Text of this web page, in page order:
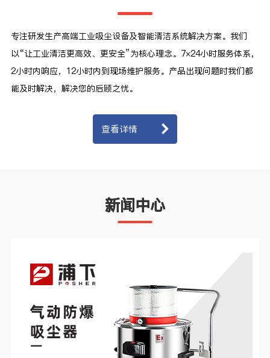
专注研发生产高端工业吸尘设备及智能清洁系统解决方案。我们
以“让工业清洁更高效、更安全”为核心理念。7×24小时服务体系，
2小时内响应，12小时内到现场维护服务。产品出现问题时我们都
能及时解决，解决您的后顾之忧。
查看详情
新闻中心